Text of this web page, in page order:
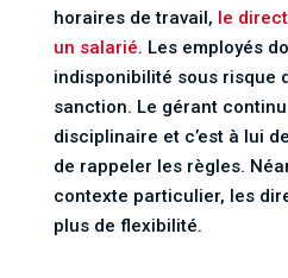
horaires de travail, le
un salarié. Les employés
indisponibilité sous risque
sanction. Le gérant
disciplinaire et c’est à lui
de rappeler les règles.
contexte particulier, les
plus de flexibilité.